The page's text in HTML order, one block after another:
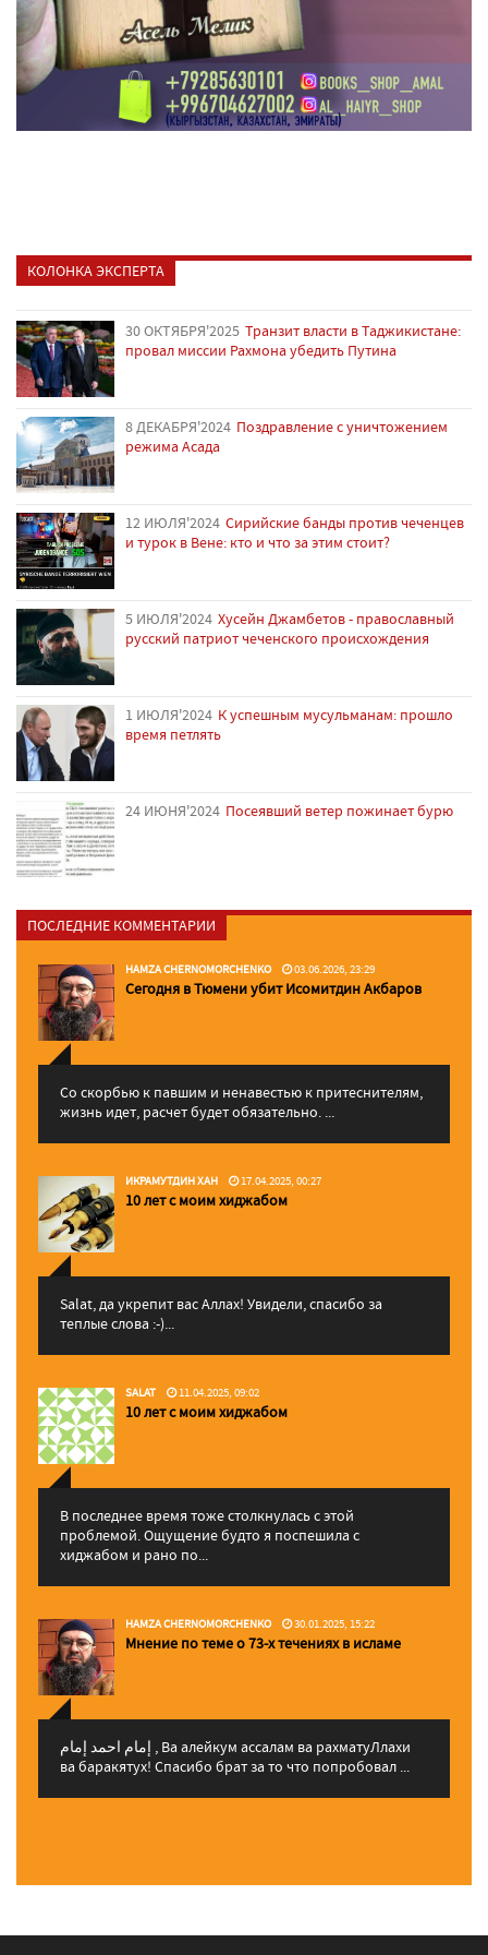
КОЛОНКА ЭКСПЕРТА
30 ОКТЯБРЯ'2025 Транзит власти в Таджикистане:
провал миссии Рахмона убедить Путина
8 ДЕКАБРЯ'2024 Поздравление с уничтожением
режима Асада
12 ИЮЛЯ'2024 Сирийские банды против чеченцев
и турок в Вене: кто и что за этим стоит?
5 ИЮЛЯ'2024 Хусейн Джамбетов - православный
русский патриот чеченского происхождения
1 ИЮЛЯ'2024 К успешным мусульманам: прошло
время петлять
24 ИЮНЯ'2024 Посеявший ветер пожинает бурю
ПОСЛЕДНИЕ КОММЕНТАРИИ
HAMZA CHERNOMORCHENKO 03.06.2026, 23:29
Сегодня в Тюмени убит Исомитдин Акбаров
Со скорбью к павшим и ненавестью к притеснителям,
жизнь идет, расчет будет обязательно. ...
ИКРАМУТДИН ХАН 17.04.2025, 00:27
10 лет с моим хиджабом
Salat, да укрепит вас Аллаx! Увидели, спасибо за
теплые слова :-)...
SALAT 11.04.2025, 09:02
10 лет с моим хиджабом
В последнее время тоже столкнулась с этой
проблемой. Ощущение будто я поспешила с
хиджабом и рано по...
HAMZA CHERNOMORCHENKO 30.01.2025, 15:22
Мнение по теме о 73-х течениях в исламе
إمام احمد إمام , Ва алейкум ассалам ва рахматуЛлахи
ва баракятух! Спасибо брат за то что попробовал ...